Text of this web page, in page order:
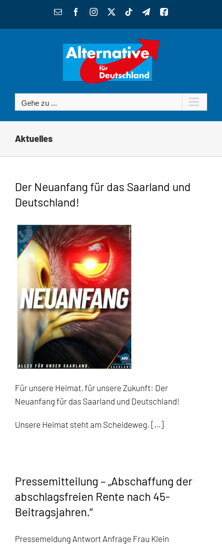
E-
FacebookInstagram TiktokTelegram
Benutzerdefiniert
Gehe zu ...
Aktuelles
Der Neuanfang für das Saarland und
Deutschland!
Für unsere Heimat, für unsere Zukunft: Der
Neuanfang für das Saarland und Deutschland!
Unsere Heimat steht am Scheideweg. […]
Pressemitteilung – „Abschaffung der
abschlagsfreien Rente nach 45-
Beitragsjahren.“
Pressemeldung Antwort Anfrage Frau Klein